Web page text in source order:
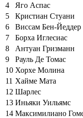
4
Яго Аспас
5
Кристиан Стуани
6
Виссам Бен-Йеддер
7
Борха Иглесиас
8
Антуан Гризманн
9
Рауль Де Томас
10 Хорхе Молина
11 Хайме Мата
12 Шарлес
13 Иньяки Уильямс
14 Максимилиано